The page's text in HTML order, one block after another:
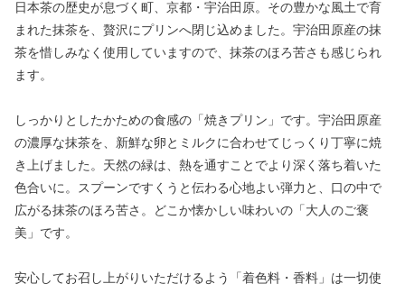
日本茶の歴史が息づく町、京都・宇治田原。その豊かな風土で育
まれた抹茶を、贅沢にプリンへ閉じ込めました。宇治田原産の抹
茶を惜しみなく使用していますので、抹茶のほろ苦さも感じられ
ます。
しっかりとしたかための食感の「焼きプリン」です。宇治田原産
の濃厚な抹茶を、新鮮な卵とミルクに合わせてじっくり丁寧に焼
き上げました。天然の緑は、熱を通すことでより深く落ち着いた
色合いに。スプーンですくうと伝わる心地よい弾力と、口の中で
広がる抹茶のほろ苦さ。どこか懐かしい味わいの「大人のご褒
美」です。
安心してお召し上がりいただけるよう「着色料・香料」は一切使